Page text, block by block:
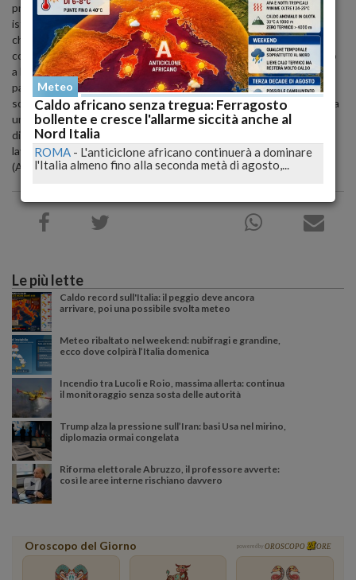
presidente Ignazio Marino" dice Paolucci "perche' e' l'unica
istituzione che si sta realmente muovendo: al presidente Marino
chiediamo di andare fino in fondo in questa vicenda. Spiace
constatare" dice Paolucci "che se il centrodestra avesse condiviso
a luglio la nostra proposta di commissariare l'azienda, oggi
parleremmo di una vicenda diversa e probabilmente la bomba
sociale non sarebbe esplosa. Oggi pero' e' necessario con assoluta
urgenza che l'azienda venga commissariata e che la Regione
dimostri di avere il coraggio di dare una risposta definitiva ai
lavoratori ed ai pazienti, abbandonando il lassismo di questi mesi".
(AGI)
Le più lette
Caldo record sull'Italia: il peggio deve ancora
arrivare, poi una possibile svolta meteo
Meteo ribaltato nel weekend: nubifragi e grandine,
ecco dove colpirà l’Italia domenica
Incendio tra Lucoli e Roio, massima allerta: continua
il monitoraggio senza sosta delle autorità
Trump alza la pressione sull’Iran: basi Usa nel mirino,
diplomazia ormai congelata
Riforma elettorale Abruzzo, il professore avverte:
così le aree interne rischiano davvero
Oroscopo del Giorno powered by OROSCOPO ORE
Meteo
Caldo africano senza tregua: Ferragosto
bollente e cresce l'allarme siccità anche al
Nord Italia
ROMA - L'anticiclone africano continuerà a dominare
l'Italia almeno fino alla seconda metà di agosto,...